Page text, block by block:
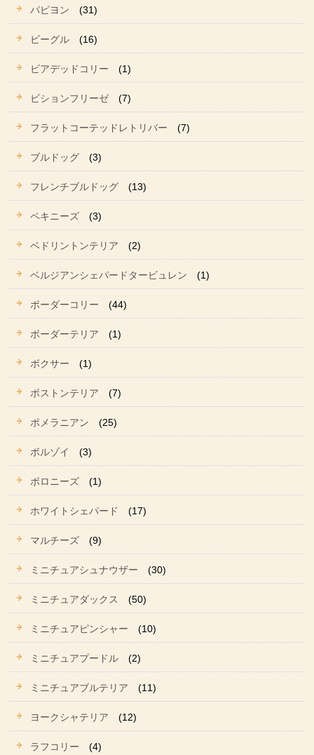
パピヨン (31)
ビーグル (16)
ビアデッドコリー (1)
ビションフリーゼ (7)
フラットコーテッドレトリバー (7)
ブルドッグ (3)
フレンチブルドッグ (13)
ペキニーズ (3)
ベドリントンテリア (2)
ベルジアンシェパードタービュレン (1)
ボーダーコリー (44)
ボーダーテリア (1)
ボクサー (1)
ボストンテリア (7)
ポメラニアン (25)
ボルゾイ (3)
ボロニーズ (1)
ホワイトシェパード (17)
マルチーズ (9)
ミニチュアシュナウザー (30)
ミニチュアダックス (50)
ミニチュアピンシャー (10)
ミニチュアプードル (2)
ミニチュアブルテリア (11)
ヨークシャテリア (12)
ラフコリー (4)